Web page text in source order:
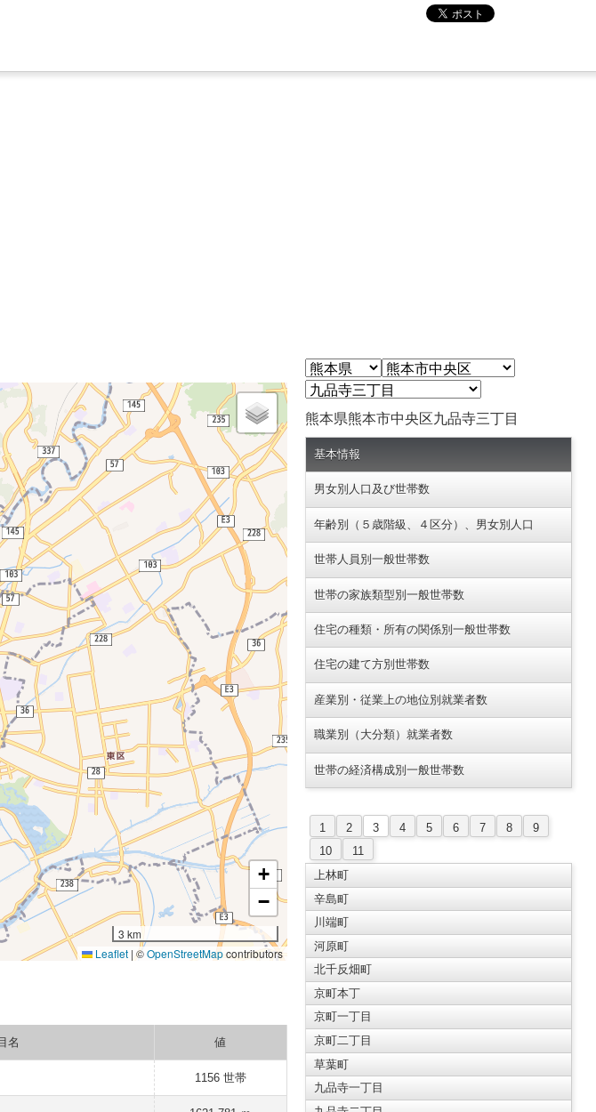
+
−
3 km
Leaflet | ©OpenStreetMapcontributors
名 値
1156 世帯
熊本県熊本市中央区九品寺三丁目
基本情報
男女別人口及び世帯数
年齢別（５歳階級、４区分）、男女別人口
世帯人員別一般世帯数
世帯の家族類型別一般世帯数
住宅の種類・所有の関係別一般世帯数
住宅の建て方別世帯数
産業別・従業上の地位別就業者数
職業別（大分類）就業者数
世帯の経済構成別一般世帯数
1 2 3 4 5 6 7 8
9
10
11
上林町
辛島町
川端町
河原町
北千反畑町
京町本丁
京町一丁目
京町二丁目
草葉町
九品寺一丁目